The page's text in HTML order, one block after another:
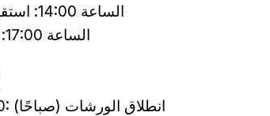
الساعة 14:00: استقبال المشاركين
الساعة 17:00: افتتاح الأشغال
09:00 – 12:00: انطلاق الورشات (صباحًا)